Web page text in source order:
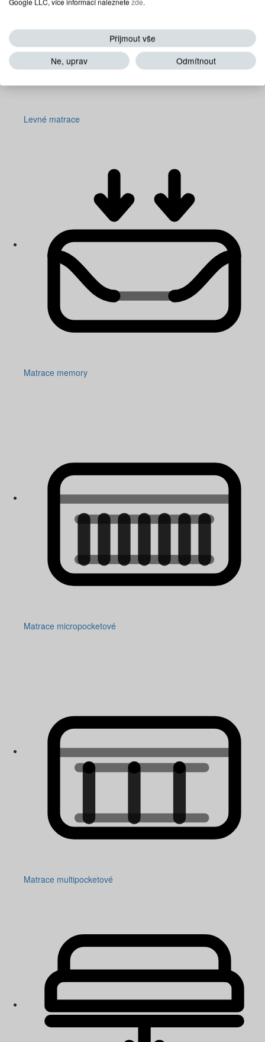
Levné matrace
Matrace memory
Matrace micropocketové
Matrace multipocketové
Přijmout vše
Ne, uprav
Odmítnout